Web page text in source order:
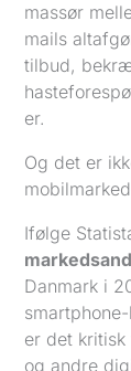
massør
mails
tilbud,
er.
Og det er
Ifølge
Danmark i
er det
og andre